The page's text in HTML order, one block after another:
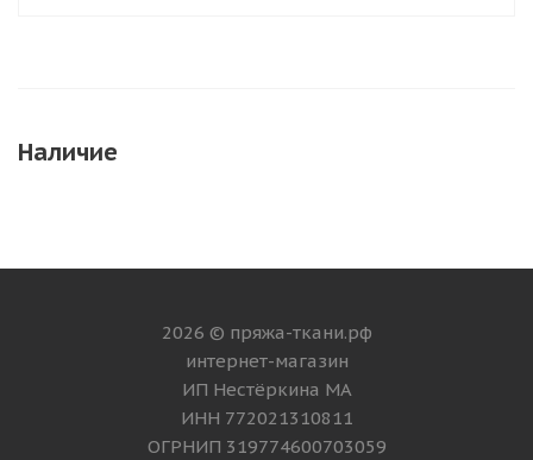
Наличие
2026 © пряжа-ткани.рф
интернет-магазин
ИП Нестёркина МА
ИНН 772021310811
ОГРНИП 319774600703059